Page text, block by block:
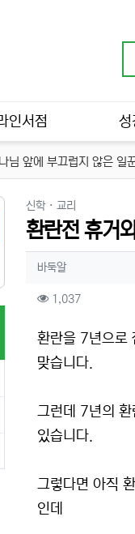
인서점 성
님 앞에 부끄럽지 않은
신학 · 교리
환란전 휴거
작성자 정보
바둑알작성
컨텐츠 정보
1,037조회
본문
환란을 7년으로
맞습니다.
그런데 7년의
있습니다.
그렇다면 아직
인데